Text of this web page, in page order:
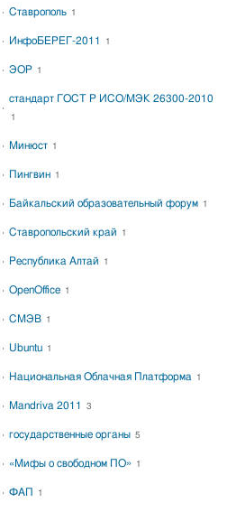
Ставрополь 1
ИнфоБЕРЕГ-2011 1
ЭОР 1
стандарт ГОСТ Р ИСО/МЭК 26300-2010
1
Минюст 1
Пингвин 1
Байкальский образовательный форум 1
Ставропольский край 1
Республика Алтай 1
OpenOffice 1
СМЭВ 1
Ubuntu 1
Национальная Облачная Платформа 1
Mandriva 2011 3
государственные органы 5
«Мифы о свободном ПО» 1
ФАП 1